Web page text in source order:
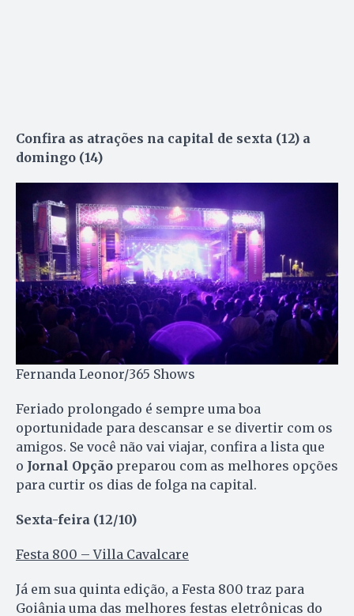
Confira as atrações na capital de sexta (12) a
domingo (14)
Fernanda Leonor/365 Shows
Feriado prolongado é sempre uma boa
oportunidade para descansar e se divertir com os
amigos. Se você não vai viajar, confira a lista que
o Jornal Opção preparou com as melhores opções
para curtir os dias de folga na capital.
Sexta-feira (12/10)
Festa 800 – Villa Cavalcare
Já em sua quinta edição, a Festa 800 traz para
Goiânia uma das melhores festas eletrônicas do